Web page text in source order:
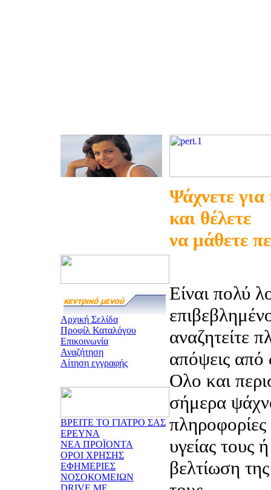
Αρχική Σελίδα
Προφίλ Καταλόγου
Επικοινωνία
Αναζήτηση
Αίτηση εγγραφής
ΒΡΕΙΤΕ ΤΟ ΓΙΑΤΡΟ ΣΑΣ
ΕΡΕΥΝΑ
ΝΕΑ ΠΡΟΪΟΝΤΑ
ΟΡΟΙ ΧΡΗΣΗΣ
ΕΦΗΜΕΡΙΕΣ
ΝΟΣΟΚΟΜΕΙΩΝ
DRIVE ME
Ψάχνετε
και θέλετε
να μάθετε
Είναι πολύ
αναζητείτε
απόψεις από
Ολο και
σήμερα
υγείας τους
βελτίωση